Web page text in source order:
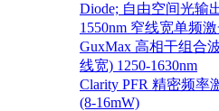
Diode; 自由空间光输
1550nm 窄线宽单频
GuxMax 高相干组合
线宽) 1250-1630nm
Clarity PFR 精密频率
(8-16mW)